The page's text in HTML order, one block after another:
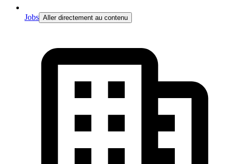
Jobs Aller directement au contenu